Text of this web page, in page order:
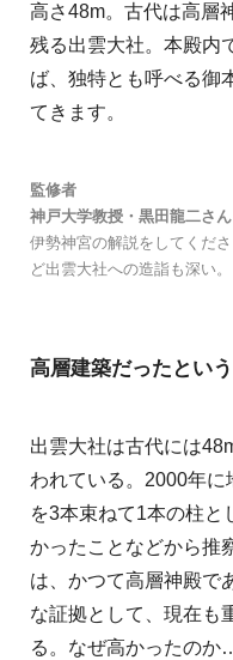
高さ48m。古代は高層
残る出雲大社。本殿内
ば、独特とも呼べる御
てきます。
監修者
神戸大学教授・黒田龍二さん
伊勢神宮の解説をしてくだ
ど出雲大社への造詣も深い。
高層建築だったとい
出雲大社は古代には
われている。2000年
を3本束ねて1本の柱と
かったことなどから推
は、かつて高層神殿で
な証拠として、現在も
る。なぜ高かったの